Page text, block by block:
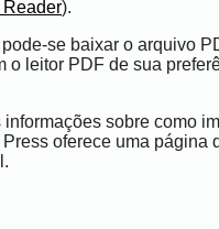
Reader).
se baixar o arquivo
o leitor PDF de sua
sobre como
oferece uma página